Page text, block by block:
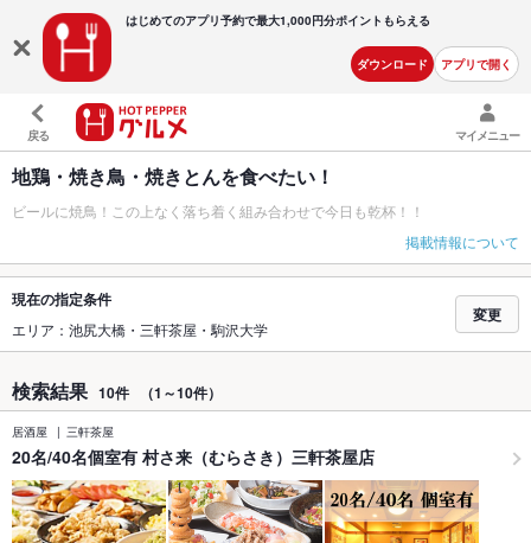
はじめてのアプリ予約で最大1,000円分ポイントもらえる
ダウンロード アプリで開く
戻る マイメニュー
地鶏・焼き鳥・焼きとんを食べたい！
ビールに焼鳥！この上なく落ち着く組み合わせで今日も乾杯！！
掲載情報について
現在の指定条件
エリア：池尻大橋・三軒茶屋・駒沢大学
変更
検索結果 10件 （1～10件）
居酒屋 三軒茶屋
20名/40名個室有 村さ来（むらさき）三軒茶屋店